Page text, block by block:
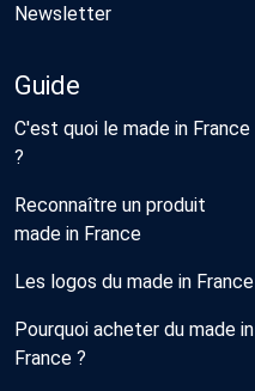
Newsletter
Guide
C'est quoi le made in France
?
Reconnaître un produit
made in France
Les logos du made in France
Pourquoi acheter du made in
France ?